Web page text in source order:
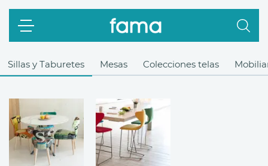
Sillas y Taburetes Mesas Colecciones telas